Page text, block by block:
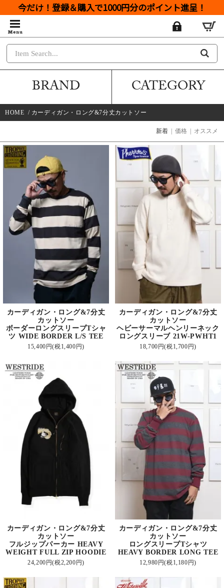
今だけ！登録＆購入で1000円分のポイント進呈！
BRAND CATEGORY
HOME / カーディガン・ロング&7分丈カットソー
新着 価格 オススメ
カーディガン・ロング&7分丈
カットソー
ボーダーロングスリーブTシャ
ツ WIDE BORDER L/S TEE
15,400円(税1,400円)
カーディガン・ロング&7分丈
カットソー
ヘビーサーマルヘンリーネック
ロングスリーブ 21W-PWHT1
18,700円(税1,700円)
カーディガン・ロング&7分丈
カットソー
フルジップパーカー HEAVY
WEIGHT FULL ZIP HOODIE
24,200円(税2,200円)
カーディガン・ロング&7分丈
カットソー
ロングスリーブTシャツ
HEAVY BORDER LONG TEE
12,980円(税1,180円)